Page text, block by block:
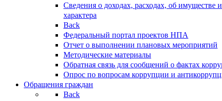
Сведения о доходах, расходах, об имуществе
характера
Back
Федеральный портал проектов НПА
Отчет о выполнении плановых мероприятий
Методические материалы
Обратная связь для сообщений о фактах
Опрос по вопросам коррупции и
Обращения граждан
Back